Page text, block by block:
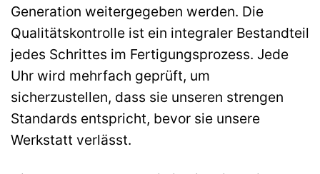
Generation weitergegeben werden. Die
Qualitätskontrolle ist ein integraler Bestandteil
jedes Schrittes im Fertigungsprozess. Jede
Uhr wird mehrfach geprüft, um
sicherzustellen, dass sie unseren strengen
Standards entspricht, bevor sie unsere
Werkstatt verlässt.